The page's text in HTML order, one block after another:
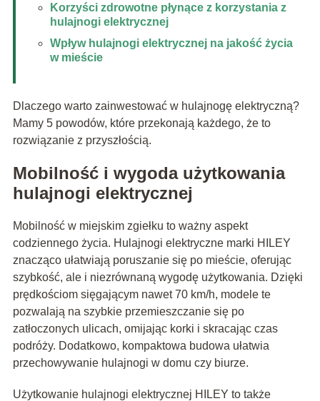
Korzyści zdrowotne płynące z korzystania z
hulajnogi elektrycznej
Wpływ hulajnogi elektrycznej na jakość życia
w mieście
Dlaczego warto zainwestować w hulajnogę elektryczną?
Mamy 5 powodów, które przekonają każdego, że to
rozwiązanie z przyszłością.
Mobilność i wygoda użytkowania
hulajnogi elektrycznej
Mobilność w miejskim zgiełku to ważny aspekt
codziennego życia. Hulajnogi elektryczne marki HILEY
znacząco ułatwiają poruszanie się po mieście, oferując
szybkość, ale i niezrównaną wygodę użytkowania. Dzięki
prędkościom sięgającym nawet 70 km/h, modele te
pozwalają na szybkie przemieszczanie się po
zatłoczonych ulicach, omijając korki i skracając czas
podróży. Dodatkowo, kompaktowa budowa ułatwia
przechowywanie hulajnogi w domu czy biurze.
Użytkowanie hulajnogi elektrycznej HILEY to także